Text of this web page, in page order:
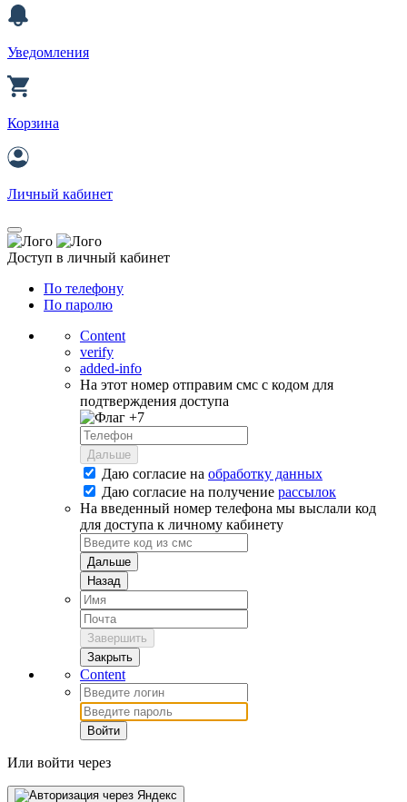
Уведомления
Корзина
Личный кабинет
Доступ в личный кабинет
По телефону
По паролю
Content
verify
added-info
На этот номер отправим смс с кодом для
подтверждения доступа
+7
Дальше
Даю согласие на обработку данных
Даю согласие на получение рассылок
На введенный номер телефона мы выслали код
для доступа к личному кабинету
Дальше
Назад
Завершить
Закрыть
Content
Войти
Или войти через